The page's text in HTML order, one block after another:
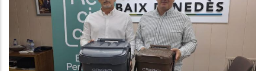
Penedès Presenta El Nou Servei
De Recollida De Residus Porta A
Porta, Que S’iniciarà El Proper 3 De
Novembre A Banyeres Del